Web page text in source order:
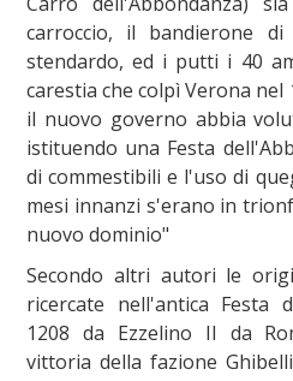
carroccio, il bandierone
stendardo, ed i putti i 40
carestia che colpì Verona
il nuovo governo abbia
istituendo una Festa
di commestibili e l'uso di
mesi innanzi s'erano in
nuovo dominio"
Secondo altri autori le
ricercate nell'antica Festa
1208 da Ezzelino II da
vittoria della fazione